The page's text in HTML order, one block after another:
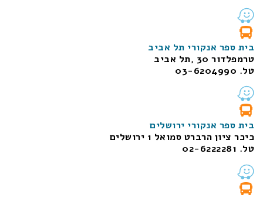
בית ספר אנקורי תל אביב
טרמפלדור 30 ,תל אביב
טל. 03-6204990
בית ספר אנקורי ירושלים
כיכר ציון הרברט סמואל 1
ירושלים
טל. 02-6222281